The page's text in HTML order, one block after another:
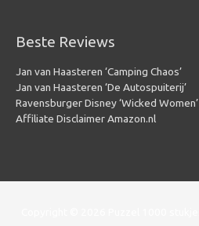
Beste Reviews
Jan van Haasteren ‘Camping Chaos’
Jan van Haasteren ‘De Autospuiterij’
Ravensburger Disney ‘Wicked Women’
Affiliate Disclaimer Amazon.nl